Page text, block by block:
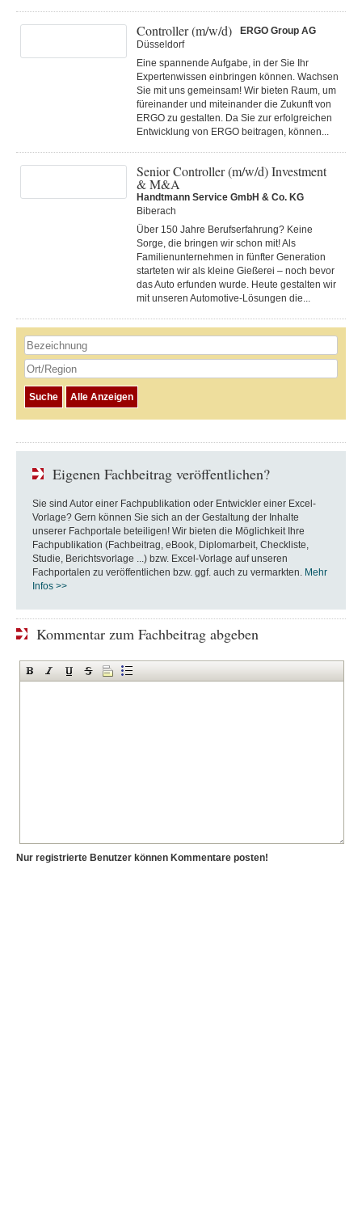
Controller (m/w/d)
ERGO Group AG
Düsseldorf
Eine spannende Aufgabe, in der Sie Ihr
Expertenwissen einbringen können. Wachsen
Sie mit uns gemeinsam! Wir bieten Raum, um
füreinander und miteinander die Zukunft von
ERGO zu gestalten. Da Sie zur erfolgreichen
Entwicklung von ERGO beitragen, können...
Senior Controller (m/w/d) Investment
& M&A
Handtmann Service GmbH & Co. KG
Biberach
Über 150 Jahre Berufserfahrung? Keine
Sorge, die bringen wir schon mit! Als
Familienunternehmen in fünfter Generation
starteten wir als kleine Gießerei – noch bevor
das Auto erfunden wurde. Heute gestalten wir
mit unseren Automotive-Lösungen die...
Eigenen Fachbeitrag veröffentlichen?
Sie sind Autor einer Fachpublikation oder Entwickler einer Excel-
Vorlage? Gern können Sie sich an der Gestaltung der Inhalte
unserer Fachportale beteiligen! Wir bieten die Möglichkeit Ihre
Fachpublikation (Fachbeitrag, eBook, Diplomarbeit, Checkliste,
Studie, Berichtsvorlage ...) bzw. Excel-Vorlage auf unseren
Fachportalen zu veröffentlichen bzw. ggf. auch zu vermarkten. Mehr
Infos >>
Kommentar zum Fachbeitrag abgeben
Nur registrierte Benutzer können Kommentare posten!